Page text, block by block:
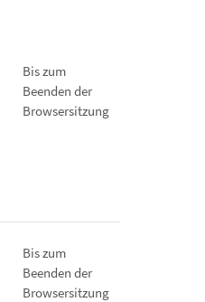
Bis zum
Beenden der
Browsersitzung
Bis zum
Beenden der
Browsersitzung